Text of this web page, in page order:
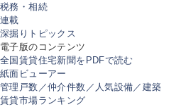
税務・相続
連載
深掘りトピックス
電子版のコンテンツ
全国賃貸住宅新聞をPDFで読む
紙面ビューアー
管理戸数／仲介件数／人気設備／建築
賃貸市場ランキング